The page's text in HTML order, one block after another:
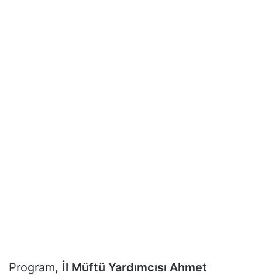
Program, İl Müftü Yardımcısı Ahmet